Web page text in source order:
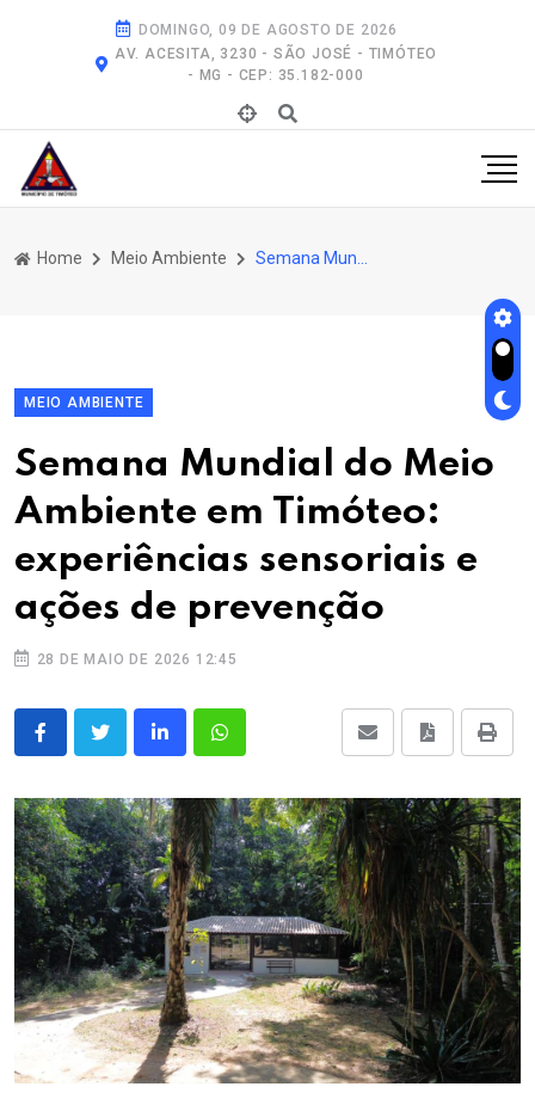
DOMINGO, 09 DE AGOSTO DE 2026
AV. ACESITA, 3230 - SÃO JOSÉ - TIMÓTEO
- MG - CEP: 35.182-000
Home Meio Ambiente
MEIO AMBIENTE
Semana Mundial do Meio
Ambiente em Timóteo:
experiências sensoriais e
ações de prevenção
28 DE MAIO DE 2026 12:45